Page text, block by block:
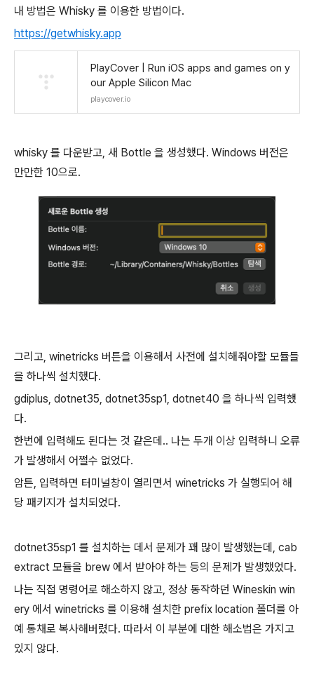
내 방법은 Whisky 를 이용한 방법이다.
https://getwhisky.app
PlayCover | Run iOS apps and games on y
our Apple Silicon Mac
playcover.io
whisky 를 다운받고, 새 Bottle 을 생성했다. Windows 버전은
만만한 10으로.
그리고, winetricks 버튼을 이용해서 사전에 설치해줘야할 모듈들
을 하나씩 설치했다.
gdiplus, dotnet35, dotnet35sp1, dotnet40 을 하나씩 입력했
다.
한번에 입력해도 된다는 것 같은데.. 나는 두개 이상 입력하니 오류
가 발생해서 어쩔수 없었다.
암튼, 입력하면 터미널창이 열리면서 winetricks 가 실행되어 해
당 패키지가 설치되었다.
dotnet35sp1 를 설치하는 데서 문제가 꽤 많이 발생했는데, cab
extract 모듈을 brew 에서 받아야 하는 등의 문제가 발생했었다.
나는 직접 명령어로 해소하지 않고, 정상 동작하던 Wineskin win
ery 에서 winetricks 를 이용해 설치한 prefix location 폴더를 아
예 통채로 복사해버렸다. 따라서 이 부분에 대한 해소법은 가지고
있지 않다.